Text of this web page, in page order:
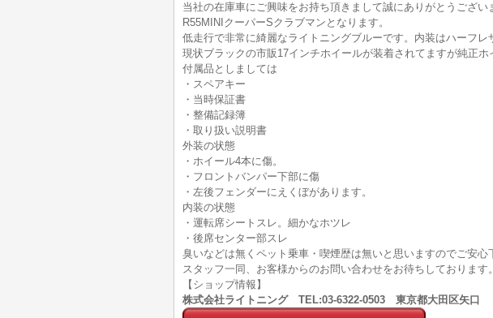
当社の在庫車にご興味をお持ち頂きまして誠にありがとうござい
R55MINIクーパーSクラブマンとなります。
低走行で非常に綺麗なライトニングブルーです。内装はハーフレ
現状ブラックの市販17インチホイールが装着されてますが純正ホ
付属品としましては
・スペアキー
・当時保証書
・整備記録簿
・取り扱い説明書
外装の状態
・ホイール4本に傷。
・フロントバンパー下部に傷
・左後フェンダーにえくぼがあります。
内装の状態
・運転席シートスレ。細かなホツレ
・後席センター部スレ
臭いなどは無くペット乗車・喫煙歴は無いと思いますのでご安心
スタッフ一同、お客様からのお問い合わせをお待ちしております。
【ショップ情報】
株式会社ライトニング TEL:03-6322-0503 東京都大田区矢口